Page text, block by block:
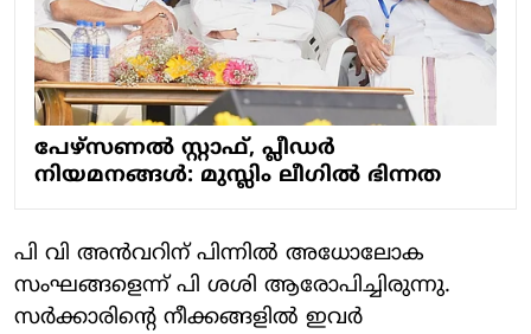
പേഴ്സണല്‍ സ്റ്റാഫ്, പ്ലീഡര്‍
നിയമനങ്ങള്‍: മുസ്ലിം ലീഗില്‍ ഭിന്നത
പി വി അന്‍വറിന് പിന്നില്‍ അധോലോക
സംഘങ്ങളെന്ന് പി ശശി ആരോപിച്ചിരുന്നു.
സര്‍ക്കാരിന്റെ നീക്കങ്ങളില്‍ ഇവര്‍